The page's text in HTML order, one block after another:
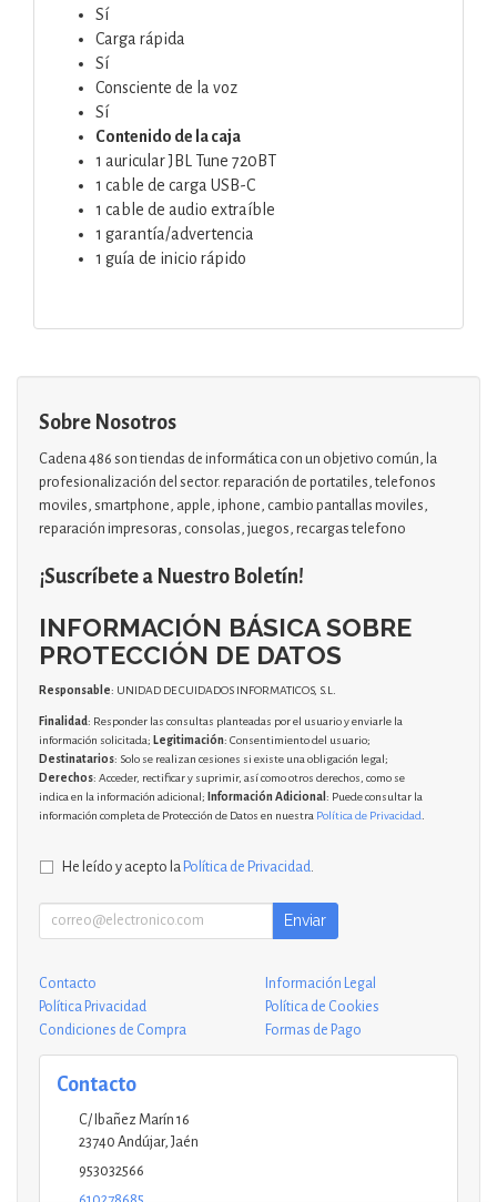
Sí
Carga rápida
Sí
Consciente de la voz
Sí
Contenido de la caja
1 auricular JBL Tune 720BT
1 cable de carga USB-C
1 cable de audio extraíble
1 garantía/advertencia
1 guía de inicio rápido
Sobre Nosotros
Cadena 486 son tiendas de informática con un objetivo común, la
profesionalización del sector. reparación de portatiles, telefonos
moviles, smartphone, apple, iphone, cambio pantallas moviles,
reparación impresoras, consolas, juegos, recargas telefono
¡Suscríbete a Nuestro Boletín!
INFORMACIÓN BÁSICA SOBRE
PROTECCIÓN DE DATOS
Responsable: UNIDAD DE CUIDADOS INFORMATICOS, S.L.
Finalidad: Responder las consultas planteadas por el usuario y enviarle la
información solicitada; Legitimación: Consentimiento del usuario;
Destinatarios: Solo se realizan cesiones si existe una obligación legal;
Derechos: Acceder, rectificar y suprimir, así como otros derechos, como se
indica en la información adicional; Información Adicional : Puede consultar la
información completa de Protección de Datos en nuestra Política de Privacidad
He leído y acepto la Política de Privacidad
Enviar
Contacto
Información Legal
Política Privacidad
Política de Cookies
Condiciones de Compra
Formas de Pago
Contacto
C/ Ibañez Marín 16
23740 Andújar, Jaén
953032566